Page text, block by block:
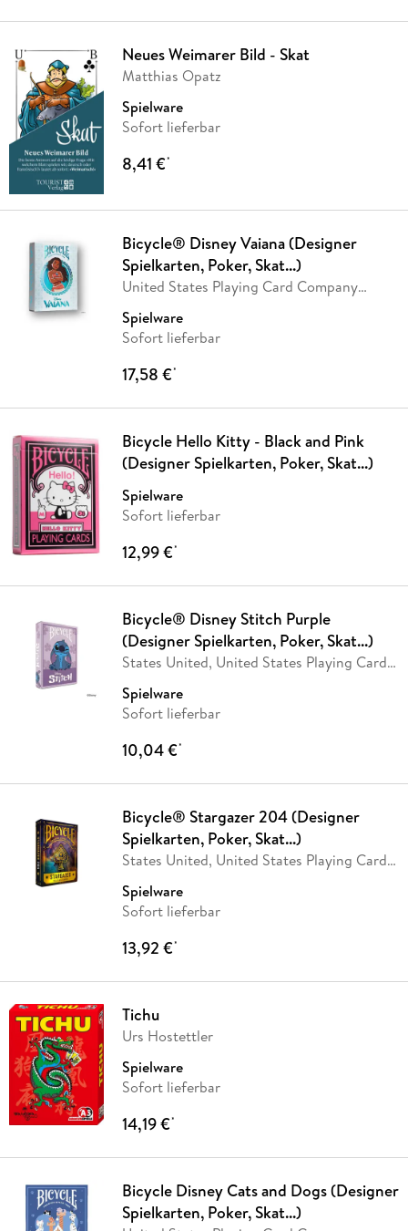
Neues Weimarer Bild - Skat
Matthias Opatz
Spielware
Sofort lieferbar
8,41 €*
Bicycle® Disney Vaiana (Designer
Spielkarten, Poker, Skat...)
United States Playing Card Company
Spielware
Sofort lieferbar
17,58 €*
Bicycle Hello Kitty - Black and Pink
(Designer Spielkarten, Poker, Skat...)
Spielware
Sofort lieferbar
12,99 €*
Bicycle® Disney Stitch Purple
(Designer Spielkarten, Poker, Skat...)
States United, United States Playing Card
Spielware
Sofort lieferbar
10,04 €*
Bicycle® Stargazer 204 (Designer
Spielkarten, Poker, Skat...)
States United, United States Playing Card
Spielware
Sofort lieferbar
13,92 €*
Tichu
Urs Hostettler
Spielware
Sofort lieferbar
14,19 €*
Bicycle Disney Cats and Dogs (Designer
Spielkarten, Poker, Skat...)